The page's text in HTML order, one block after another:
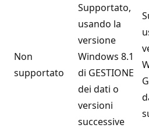
Non
supportato
Supportato,
usando la
versione
Windows 8.1
di GESTIONE
dei dati o
versioni
successive